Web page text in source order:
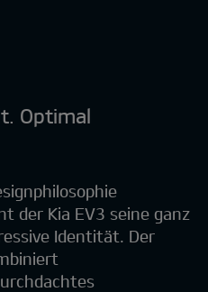
Optimal
der Kia EV3 seine ganz
Identität. Der